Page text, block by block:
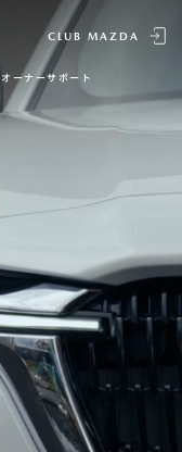
CLUB MAZDA
オーナーサポート